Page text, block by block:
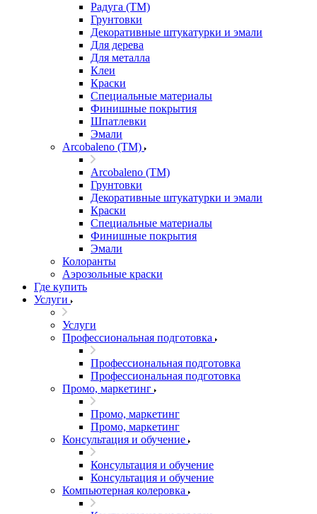
Радуга (ТМ)
Грунтовки
Декоративные штукатурки и эмали
Для дерева
Для металла
Клеи
Краски
Специальные материалы
Финишные покрытия
Шпатлевки
Эмали
Arcobaleno (ТМ)
Arcobaleno (ТМ)
Грунтовки
Декоративные штукатурки и эмали
Краски
Специальные материалы
Финишные покрытия
Эмали
Колоранты
Аэрозольные краски
Где купить
Услуги
Услуги
Профессиональная подготовка
Профессиональная подготовка
Профессиональная подготовка
Промо, маркетинг
Промо, маркетинг
Промо, маркетинг
Консультация и обучение
Консультация и обучение
Консультация и обучение
Компьютерная колеровка